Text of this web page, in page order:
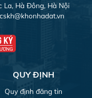
La, Hà Đông, Hà Nội
cskh@khonhadat.vn
QUY ĐỊNH
Quy định đăng tin